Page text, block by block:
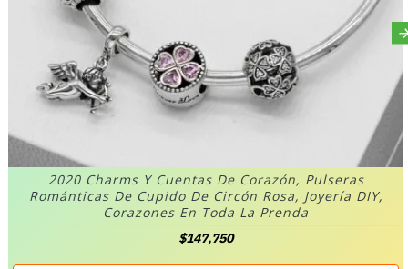
2020 Charms Y Cuentas De Corazón, Pulseras
Románticas De Cupido De Circón Rosa, Joyería DIY,
Corazones En Toda La Prenda
$147,750